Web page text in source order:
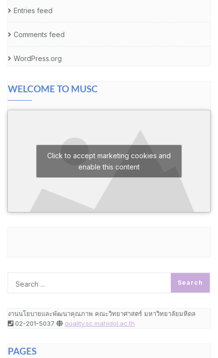
Entries feed
Comments feed
WordPress.org
WELCOME TO MUSC
Click to accept marketing cookies and
enable this content
งานนโยบายและพัฒนาคุณภาพ คณะวิทยาศาสตร์ มหาวิทยาลัยมหิดล
02-201-5037
quality.sc.mahidol.ac.th
PAGES